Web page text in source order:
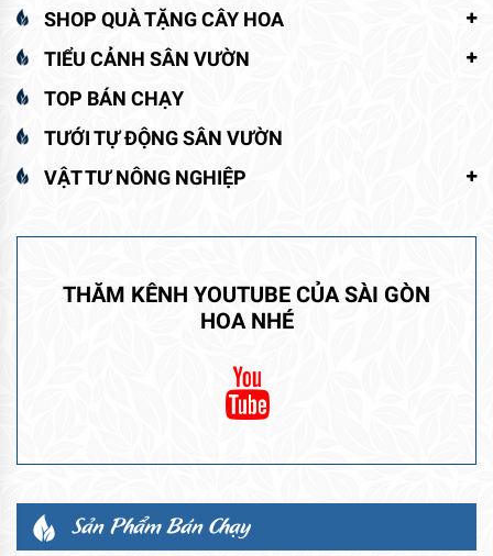
SHOP QUÀ TẶNG CÂY HOA
TIỂU CẢNH SÂN VƯỜN
TOP BÁN CHẠY
TƯỚI TỰ ĐỘNG SÂN VƯỜN
VẬT TƯ NÔNG NGHIỆP
THĂM KÊNH YOUTUBE CỦA SÀI GÒN
HOA NHÉ
Sản Phẩm Bán Chạy